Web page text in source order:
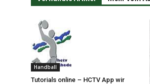
Handball
Tutorials online – HCTV App wir